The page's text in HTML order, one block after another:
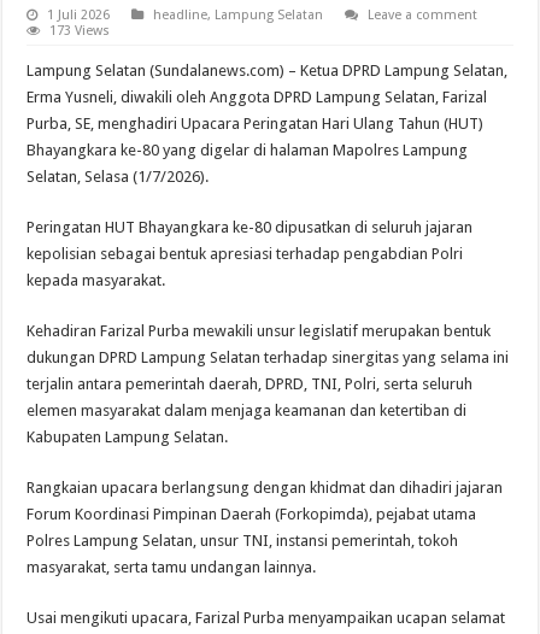
1 Juli 2026 headline, Lampung Selatan
Leave a comment
173 Views
Lampung Selatan (Sundalanews.com) – Ketua DPRD Lampung Selatan,
Erma Yusneli, diwakili oleh Anggota DPRD Lampung Selatan, Farizal
Purba, SE, menghadiri Upacara Peringatan Hari Ulang Tahun (HUT)
Bhayangkara ke-80 yang digelar di halaman Mapolres Lampung
Selatan, Selasa (1/7/2026).
Peringatan HUT Bhayangkara ke-80 dipusatkan di seluruh jajaran
kepolisian sebagai bentuk apresiasi terhadap pengabdian Polri
kepada masyarakat.
Kehadiran Farizal Purba mewakili unsur legislatif merupakan bentuk
dukungan DPRD Lampung Selatan terhadap sinergitas yang selama ini
terjalin antara pemerintah daerah, DPRD, TNI, Polri, serta seluruh
elemen masyarakat dalam menjaga keamanan dan ketertiban di
Kabupaten Lampung Selatan.
Rangkaian upacara berlangsung dengan khidmat dan dihadiri jajaran
Forum Koordinasi Pimpinan Daerah (Forkopimda), pejabat utama
Polres Lampung Selatan, unsur TNI, instansi pemerintah, tokoh
masyarakat, serta tamu undangan lainnya.
Usai mengikuti upacara, Farizal Purba menyampaikan ucapan selamat